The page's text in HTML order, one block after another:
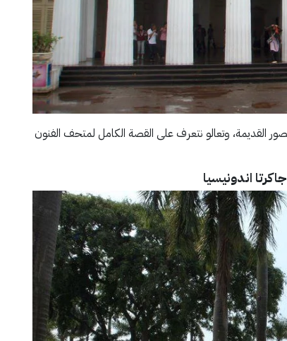
القديمة، وتعالو نتعرف على القصة الكامل لمتحف الفنون
اندونيسيا